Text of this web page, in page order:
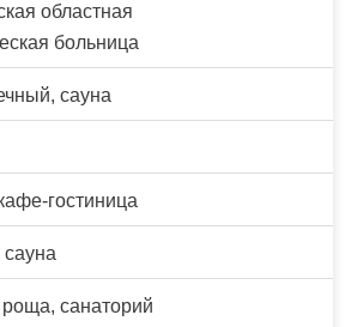
областная
больница
сауна
гостиница
санаторий